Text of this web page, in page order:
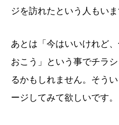
ジを訪れたという人もいま
あとは「今はいいけれど
おこう」という事でチラ
るかもしれません。そう
ージしてみて欲しいです。